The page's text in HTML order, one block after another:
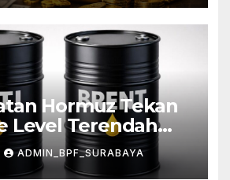
Hormuz Tekan
Level Terendah
ADMIN_BPF_SURABAYA